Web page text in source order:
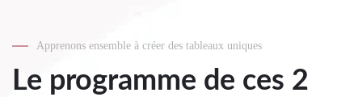
Apprenons ensemble à créer des tableaux uniques
Le programme de ces 2